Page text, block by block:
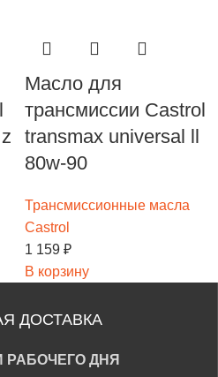
Масло для
трансмиссии Castrol
transmax universal ll
80w-90
Трансмиссионные масла
Castrol
1 159 ₽
В корзину
ДОСТАВКА
РАБОЧЕГО ДНЯ